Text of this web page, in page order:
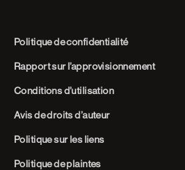
Politique de confidentialité
Rapport sur l’approvisionnement
Conditions d’utilisation
Avis de droits d’auteur
Politique sur les liens
Politique de plaintes